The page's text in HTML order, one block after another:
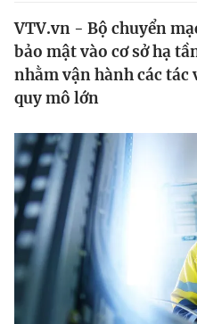
Thế giới
Tin tức
Thế giới đó đây
Câu chuyện quốc tế
Kinh tế
Thị trường
Góc doanh nghiệp
Dữ liệu và đời sống
Truyền hình
Phim VTV
Hậu trường
Giải trí
Điện ảnh
Âm nhạc
Đời sống
VTV.vn - Bộ chuyển
bảo mật vào cơ sở hạ
nhằm vận hành các tác
quy mô lớn